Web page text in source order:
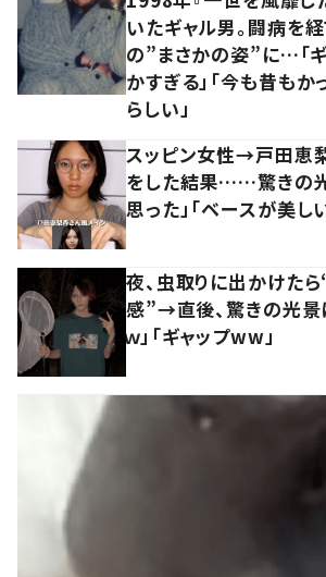
いたギャル男。闘病を
の”まさかの姿”に…「ギ
かすぎる」「今も昔もか
らしい」
スッピン女性→戸田恵
をした結果……驚きの
思った」「ベースが美しい
夜、虫取りに出かけた
感”→直後、驚きの光景
ｗ」「ギャップww」